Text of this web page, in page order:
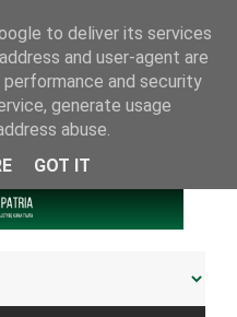
to deliver its services
and user-agent are
and security
generate usage
abuse.
GOT IT